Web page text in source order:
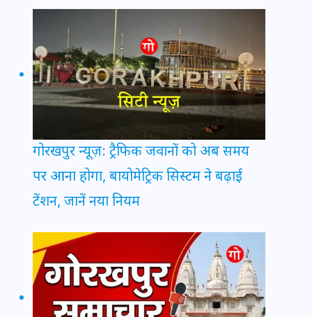
गोरखपुर न्यूज़: ट्रैफिक जवानों को अब समय
पर आना होगा, बायोमेट्रिक सिस्टम ने बढ़ाई
टेंशन, जानें नया नियम